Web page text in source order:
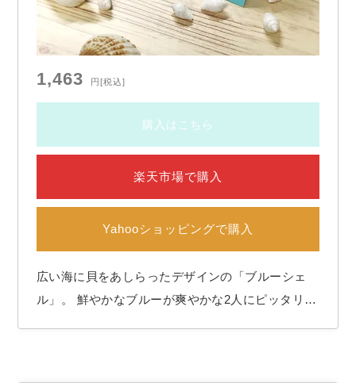
1,463 円[税込]
購入はこちら
楽天市場で購入
Yahooショッピングで購入
広い海に貝をあしらったデザインの「ブルーシェ
ル」。 鮮やかなブルーが爽やかな2人にピッタリの